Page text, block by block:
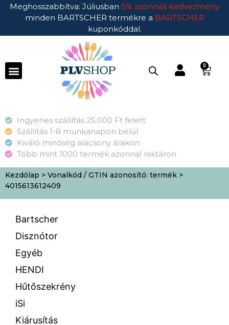
Meghosszabbítva: Júliusban 5% azonnali kedvezmény
minden BARTSCHER termékre a BARTSCHER
kuponkóddal.
0
Ingyenes szállítás 25.000 Ft felett
Szállítás 1-8 munkanapon belül
Kiváló minőség alacsony árakon
Több mint 1000 termék azonnal raktáron
Kezdőlap > Vonalkód / GTIN azonosító: termék >
4015613612409
Bartscher
Disznótor
Egyéb
HENDI
Hűtőszekrény
iSi
Kiárusítás